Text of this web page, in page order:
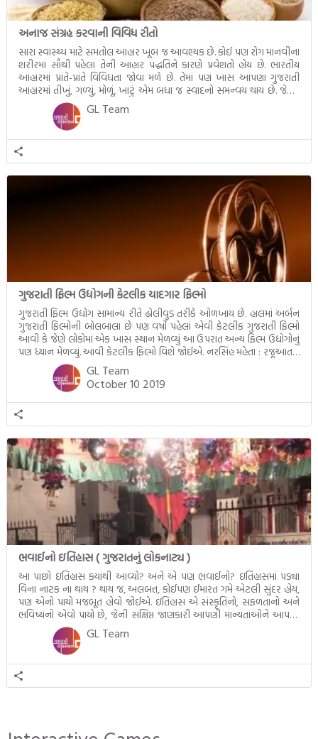
અનાજ સંગ્રહ કરવાની વિવિધ રીતો
સારા સ્વાસ્થ્ય માટે સમતોલ આહાર ખૂબ જ આવશ્યક છે. કોઈ પણ રોગ માનવીના
શરીરમાં સૌથી પહેલાં તેની આહાર પદ્ધતિને કારણે પ્રવેશતો હોય છે. ભારતીય
આહારમાં પ્રાંતે-પ્રાંતે વિવિધતા જોવા મળે છે. તેમાં પણ ખાસ આપણા ગુજરાતી
આહારમાં તીખું, ગળ્યું, મોળૂં, ખાટું એમ બધા જ સ્વાદનો સમન્વય થાય છે. જેટલું
મહત્ત્વ સમતોલ આહરનું છે તેટલું જ મહત્ત્વ […]
GL Team
ગુજરાતી ફિલ્મ ઉદ્યોગની કેટલીક યાદગાર ફિલ્મો
ગુજરાતી ફિલ્મ ઉદ્યોગ સામાન્ય રીતે ઢોલીવુડ તરીકે ઓળખાય છે. હાલમાં અર્બન
ગુજરાતી ફિલ્મોની બોલબાલા છે પણ વર્ષો પહેલાં એવી કેટલીક ગુજરાતી ફિલ્મો
આવી કે જેણે લોકોમાં એક ખાસ સ્થાન મેળવ્યુંં આ ઉપરાંત અન્ય ફિલ્મ ઉદ્યોગોનું
પણ ધ્યાન મેળવ્યું. આવી કેટલીક ફિલ્મો વિશે જોઈએ. નરસિંહ મહેતા : રજૂઆતનું
વર્ષ (Film Release Year) : 1932 દિગ્દર્શક (Director) : નાનુભાઈ […]
GL Team
October 10 2019
ભવાઈનો ઇતિહાસ ( ગુજરાતનું લોકનાટ્ય )
આ પાછો ઇતિહાસ ક્યાંથી આવ્યો? અને એ પણ ભવાઈનો? ઇતિહાસમાં પડ્યા
વિના નાટક ના થાય ? થાય જ, અલબત્ત, કોઈપણ ઈમારત ગમે એટલી સુંદર હોય,
પણ એનો પાયો મજબૂત હોવો જોઈએ. ઇતિહાસ એ સંસ્કૃતિનો, સફળતાનો અને
ભવિષ્યનો એવો પાયો છે, જેની સંક્ષિપ્ત જાણકારી આપણી માન્યતાઓને આપણા
કન્સેપ્ટને ક્લીયર કરે છે. ભવાઈના જનક – અસાઈત ઠાકર […]
GL Team